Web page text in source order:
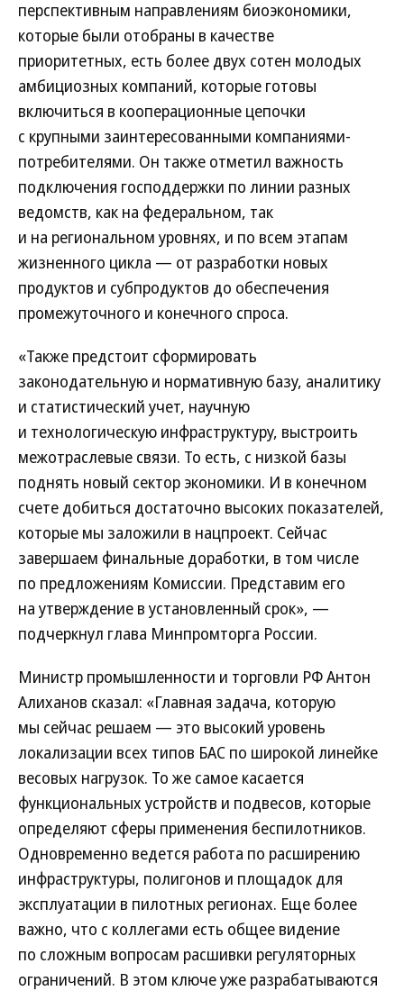
перспективным направлениям биоэкономики,
которые были отобраны в качестве
приоритетных, есть более двух сотен молодых
амбициозных компаний, которые готовы
включиться в кооперационные цепочки
с крупными заинтересованными компаниями-
потребителями. Он также отметил важность
подключения господдержки по линии разных
ведомств, как на федеральном, так
и на региональном уровнях, и по всем этапам
жизненного цикла — от разработки новых
продуктов и субпродуктов до обеспечения
промежуточного и конечного спроса.
«Также предстоит сформировать
законодательную и нормативную базу, аналитику
и статистический учет, научную
и технологическую инфраструктуру, выстроить
межотраслевые связи. То есть, с низкой базы
поднять новый сектор экономики. И в конечном
счете добиться достаточно высоких показателей,
которые мы заложили в нацпроект. Сейчас
завершаем финальные доработки, в том числе
по предложениям Комиссии. Представим его
на утверждение в установленный срок», —
подчеркнул глава Минпромторга России.
Министр промышленности и торговли РФ Антон
Алиханов сказал: «Главная задача, которую
мы сейчас решаем — это высокий уровень
локализации всех типов БАС по широкой линейке
весовых нагрузок. То же самое касается
функциональных устройств и подвесов, которые
определяют сферы применения беспилотников.
Одновременно ведется работа по расширению
инфраструктуры, полигонов и площадок для
эксплуатации в пилотных регионах. Еще более
важно, что с коллегами есть общее видение
по сложным вопросам расшивки регуляторных
ограничений. В этом ключе уже разрабатываются